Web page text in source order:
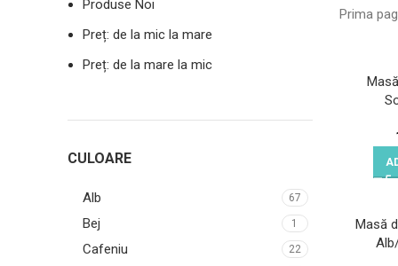
Produse Noi
Preț: de la mic la mare
Preț: de la mare la mic
CULOARE
Alb 67
Bej 1
Cafeniu 22
Prima
Masă